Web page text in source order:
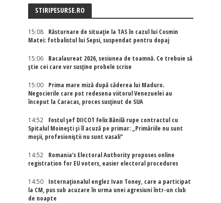
STIRIPESURSE.RO
15:08
Răsturnare de situație la TAS în cazul lui Cosmin
Matei: fotbalistul lui Sepsi, suspendat pentru dopaj
15:06
Bacalaureat 2026, sesiunea de toamnă. Ce trebuie să
știe cei care vor susține probele scrise
15:00
Prima mare miză după căderea lui Maduro.
Negocierile care pot redesena viitorul Venezuelei au
început la Caracas, proces susținut de SUA
14:52
Fostul șef DIICOT Felix Bănilă rupe contractul cu
Spitalul Moinești și îl acuză pe primar: „Primăriile nu sunt
moșii, profesioniștii nu sunt vasali”
14:52
Romania's Electoral Authority proposes online
registration for EU voters, easier electoral procedures
14:50
Internaţionalul englez Ivan Toney, care a participat
la CM, pus sub acuzare în urma unei agresiuni într-un club
de noapte